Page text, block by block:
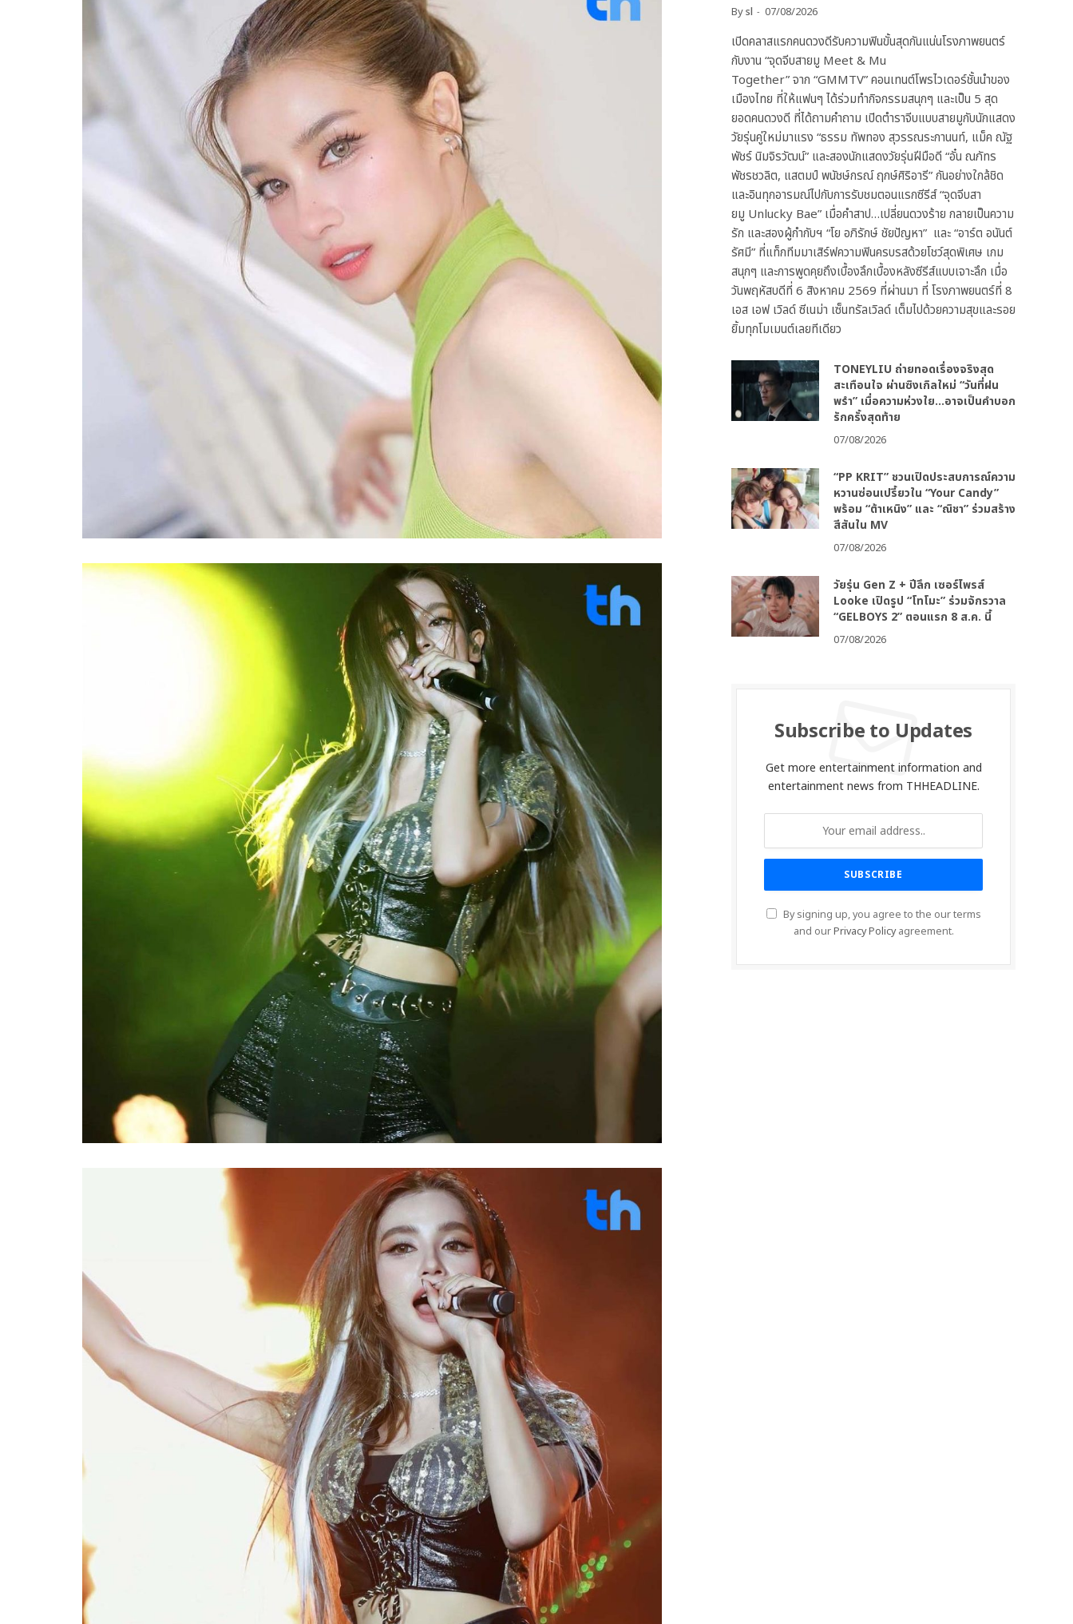
Bysl 07/08/2026
เปิดคลาสแรกคนดวงดีรับความฟินขั้นสุดกันแน่นโรงภาพยนตร์
กับงาน “จุดจีบสายมู Meet & Mu
Together” จาก “GMMTV” คอนเทนต์โพรไวเดอร์ชั้นนำของ
เมืองไทย ที่ให้แฟนๆ ได้ร่วมทำกิจกรรมสนุกๆ และเป็น 5 สุด
ยอดคนดวงดี ที่ได้ถามคำถาม เปิดตำราจีบแบบสายมูกับนักแสดง
วัยรุ่นคู่ใหม่มาแรง “ธรรม ทัพทอง สุวรรณระกานนท์, แม็ค ณัฐ
พัชร์ นิมจิรวัฒน์” และสองนักแสดงวัยรุ่นฝีมือดี “อั๋น ณภัทร
พัชรชวลิต, แสตมป์ พนัชษ์กรณ์ ฤกษ์ศิริอารี” กันอย่างใกล้ชิด
และอินทุกอารมณ์ไปกับการรับชมตอนแรกซีรีส์ “จุดจีบสา
ยมู Unlucky Bae” เมื่อคำสาป…เปลี่ยนดวงร้าย กลายเป็นความ
รัก และสองผู้กำกับฯ “โย อภิรักษ์ ชัยปัญหา” และ “อาร์ต อนันต์
รัศมี” ที่แท็กทีมมาเสิร์ฟความฟินครบรสด้วยโชว์สุดพิเศษ เกม
สนุกๆ และการพูดคุยถึงเบื้องลึกเบื้องหลังซีรีส์แบบเจาะลึก เมื่อ
วันพฤหัสบดีที่ 6 สิงหาคม 2569 ที่ผ่านมา ที่ โรงภาพยนตร์ที่ 8
เอส เอฟ เวิลด์ ซีเนม่า เซ็นทรัลเวิลด์ เต็มไปด้วยความสุขและรอย
ยิ้มทุกโมเมนต์เลยทีเดียว
TONEYLIU ถ่ายทอดเรื่องจริงสุด
สะเทือนใจ ผ่านซิงเกิลใหม่ “วันที่ฝน
พรำ” เมื่อความห่วงใย…อาจเป็นคำบอก
รักครั้งสุดท้าย
07/08/2026
“PP KRIT” ชวนเปิดประสบการณ์ความ
หวานซ่อนเปรี้ยวใน “Your Candy”
พร้อม “ต้าเหนิง” และ “ณิชา” ร่วมสร้าง
สีสันใน MV
07/08/2026
วัยรุ่น Gen Z + ปีลึก เซอร์ไพรส์
Looke เปิดรูป “โทโมะ” ร่วมจักรวาล
“GELBOYS 2” ตอนแรก 8 ส.ค. นี้
07/08/2026
Subscribe to Updates
Get more entertainment information and
entertainment news from THHEADLINE.
By signing up, you agree to the our terms
and ourPrivacy Policyagreement.